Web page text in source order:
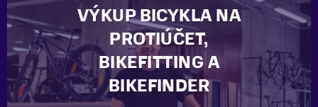
VÝKUP BICYKLA NA
PROTIÚČET,
BIKEFITTING A
BIKEFINDER